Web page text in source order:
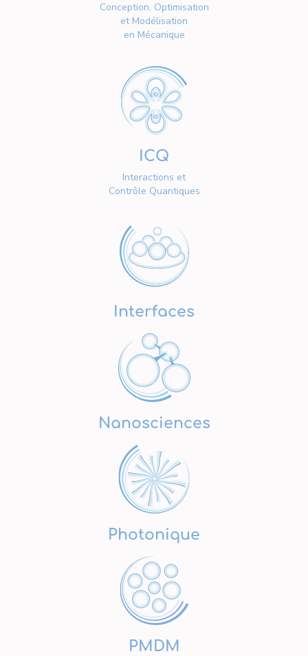
Conception, Optimisation
et Modélisation
en Mécanique
ICQ
Interactions et
Contrôle Quantiques
Interfaces
Nanosciences
Photonique
PMDM